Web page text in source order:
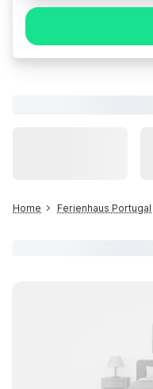
Home Ferienhaus Portugal